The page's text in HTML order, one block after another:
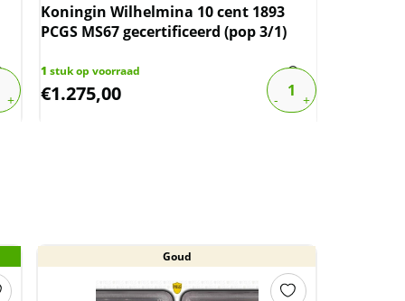
Koningin Wilhelmina 10 cent 1893
PCGS MS67 gecertificeerd (pop 3/1)
1 stuk op voorraad
€1.275,00
Goud